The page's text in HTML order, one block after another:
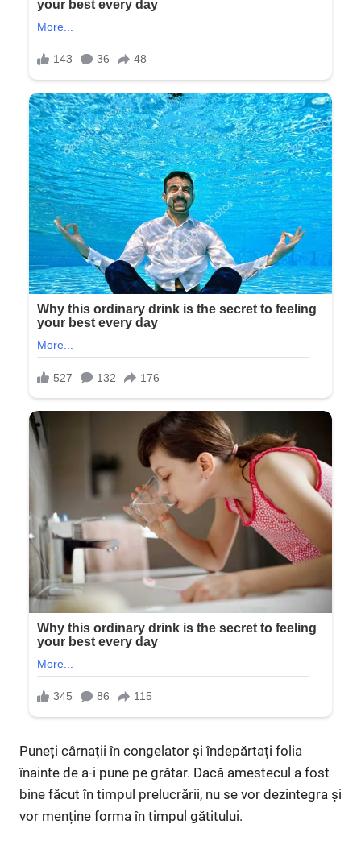
Puneți cârnații în congelator și îndepărtați folia
înainte de a-i pune pe grătar. Dacă amestecul a fost
bine făcut în timpul prelucrării, nu se vor dezintegra și
vor menține forma în timpul gătitului.